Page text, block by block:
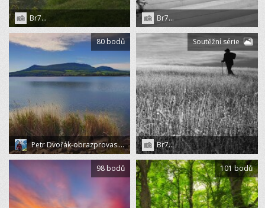
Br7... Br7...
Petr Dvořák-obrazprovas.cz
80 bodů
Br7...
Soutěžní série
98 bodů 101 bodů